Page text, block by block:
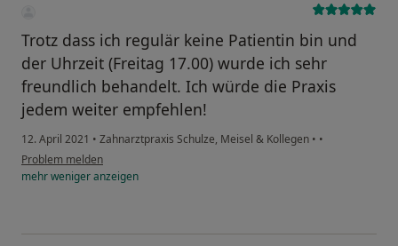
Trotz dass ich regulär keine Patientin bin und
der Uhrzeit (Freitag 17.00) wurde ich sehr
freundlich behandelt. Ich würde die Praxis
jedem weiter empfehlen!
12. April 2021 • Zahnarztpraxis Schulze, Meisel & Kollegen • •
Problem melden
mehrwenigeranzeigen